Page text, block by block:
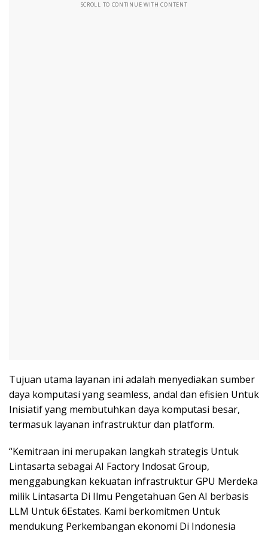
SCROLL TO CONTINUE WITH CONTENT
Tujuan utama layanan ini adalah menyediakan sumber
daya komputasi yang seamless, andal dan efisien Untuk
Inisiatif yang membutuhkan daya komputasi besar,
termasuk layanan infrastruktur dan platform.
“Kemitraan ini merupakan langkah strategis Untuk
Lintasarta sebagai AI Factory Indosat Group,
menggabungkan kekuatan infrastruktur GPU Merdeka
milik Lintasarta Di Ilmu Pengetahuan Gen AI berbasis
LLM Untuk 6Estates. Kami berkomitmen Untuk
mendukung Perkembangan ekonomi Di Indonesia